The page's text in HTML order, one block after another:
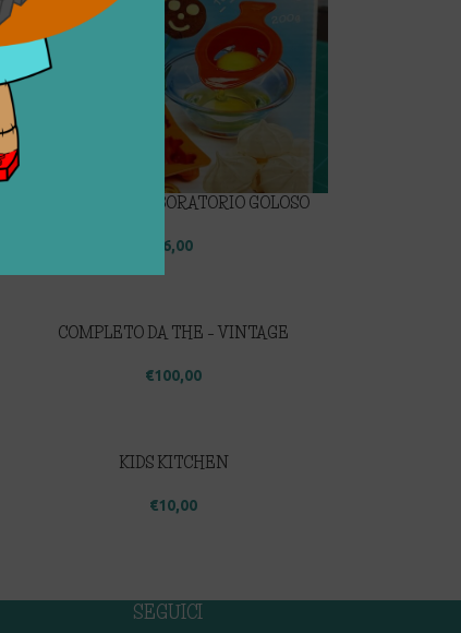
CREA IL TUO LABORATORIO GOLOSO
6,00
COMPLETO DA THE – VINTAGE
€100,00
KIDS KITCHEN
€10,00
SEGUICI